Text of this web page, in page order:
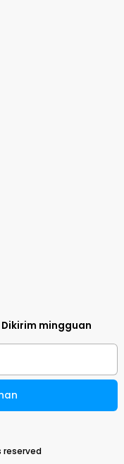
Dikirim mingguan
reserved